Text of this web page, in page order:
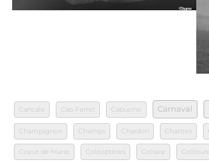
Cancale Cap Ferret Capucine Carnaval
Champignon Champs Chardon Chartres
Coeur de Marie Coléoptères Colisee